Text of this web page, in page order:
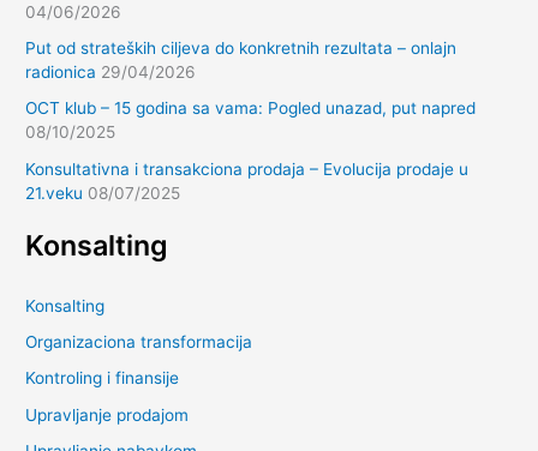
04/06/2026
Put od strateških ciljeva do konkretnih rezultata – onlajn
radionica 29/04/2026
OCT klub – 15 godina sa vama: Pogled unazad, put napred
08/10/2025
Konsultativna i transakciona prodaja – Evolucija prodaje u
21.veku 08/07/2025
Konsalting
Konsalting
Organizaciona transformacija
Kontroling i finansije
Upravljanje prodajom